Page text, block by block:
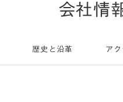
会社情
歴史と沿革 アク